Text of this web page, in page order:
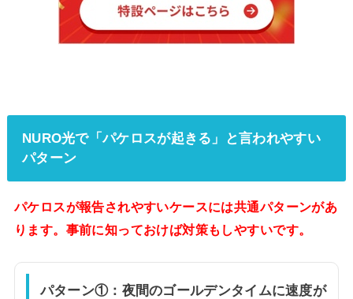
NURO光で「パケロスが起きる」と言われやすい
パターン
パケロスが報告されやすいケースには共通パターンがあ
ります。事前に知っておけば対策もしやすいです。
パターン①：夜間のゴールデンタイムに速度が